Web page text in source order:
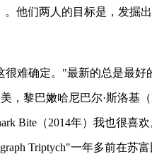
。他们两人的目标是，发掘
难确定。"最新的总是最好
，黎巴嫩哈尼巴尔·斯洛基
Bite（2014年）我也很喜
Triptych"一年多前在苏